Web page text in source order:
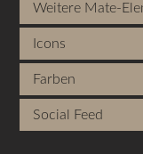
Weitere Mate-
Icons
Farben
Social Feed